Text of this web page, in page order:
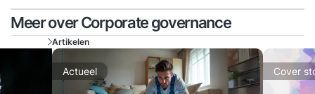
Meer over Corporate governance
Artikelen
Actueel Cover